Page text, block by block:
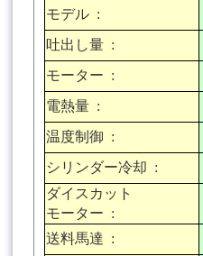
モデル :
吐出し量 :
モーター :
電熱量 :
温度制御 :
シリンダー冷却 :
ダイスカット
モーター :
送料馬達 :